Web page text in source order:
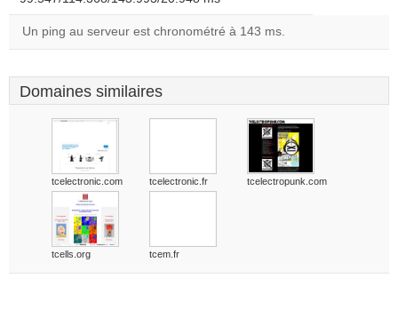
Un ping au serveur est chronométré à 143 ms.
Domaines similaires
tcelectronic.com tcelectronic.fr tcelectropunk.com
tcells.org tcem.fr